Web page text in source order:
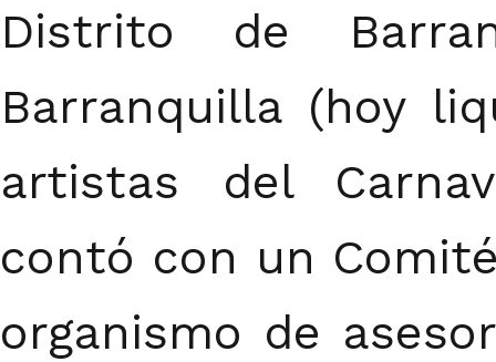
Distrito de
Barranquilla (hoy
artistas del
contó con un
organismo de